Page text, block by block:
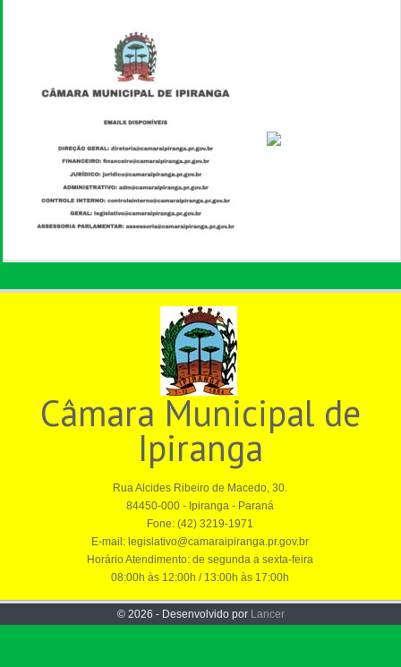
Câmara Municipal de
Ipiranga
Rua Alcides Ribeiro de Macedo, 30.
84450-000 - Ipiranga - Paraná
Fone: (42) 3219-1971
E-mail: legislativo@camaraipiranga.pr.gov.br
Horário Atendimento: de segunda a sexta-feira
08:00h às 12:00h / 13:00h às 17:00h
© 2026 - Desenvolvido por Lancer